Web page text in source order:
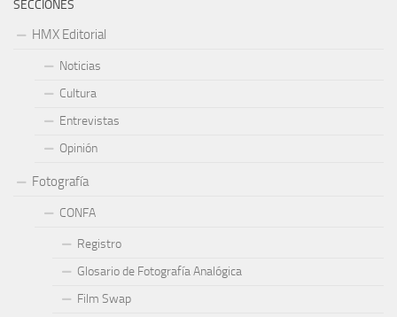
SECCIONES
HMX Editorial
Noticias
Cultura
Entrevistas
Opinión
Fotografía
CONFA
Registro
Glosario de Fotografía Analógica
Film Swap